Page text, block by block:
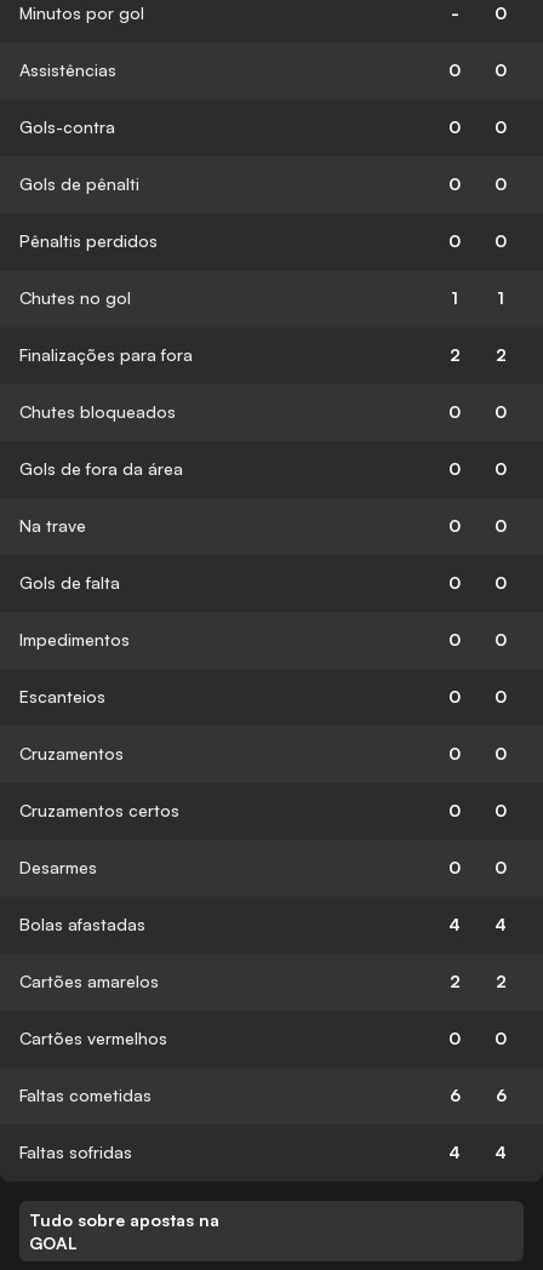
Minutos por gol - 0
Assistências 0 0
Gols-contra 0 0
Gols de pênalti 0 0
Pênaltis perdidos 0 0
Chutes no gol 1 1
Finalizações para fora 2 2
Chutes bloqueados 0 0
Gols de fora da área 0 0
Na trave 0 0
Gols de falta 0 0
Impedimentos 0 0
Escanteios 0 0
Cruzamentos 0 0
Cruzamentos certos 0 0
Desarmes 0 0
Bolas afastadas 4 4
Cartões amarelos 2 2
Cartões vermelhos 0 0
Faltas cometidas 6 6
Faltas sofridas 4 4
Tudo sobre apostas na
GOAL